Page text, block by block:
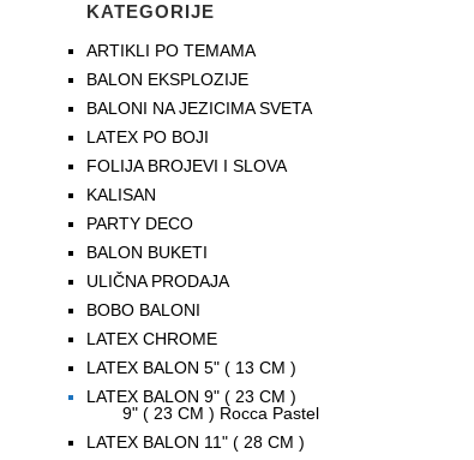
KATEGORIJE
ARTIKLI PO TEMAMA
BALON EKSPLOZIJE
BALONI NA JEZICIMA SVETA
LATEX PO BOJI
FOLIJA BROJEVI I SLOVA
KALISAN
PARTY DECO
BALON BUKETI
ULIČNA PRODAJA
BOBO BALONI
LATEX CHROME
LATEX BALON 5" ( 13 CM )
LATEX BALON 9" ( 23 CM )
9" ( 23 CM ) Rocca Pastel
LATEX BALON 11" ( 28 CM )